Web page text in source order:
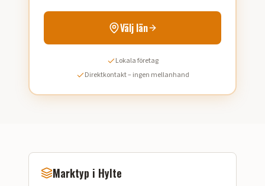
Välj län
Lokala företag
Direktkontakt – ingen mellanhand
Marktyp i Hylte